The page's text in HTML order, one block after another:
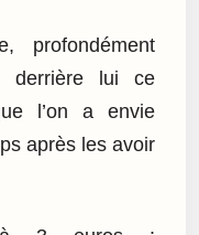
profondément
derrière lui ce
l’on a envie
après les avoir